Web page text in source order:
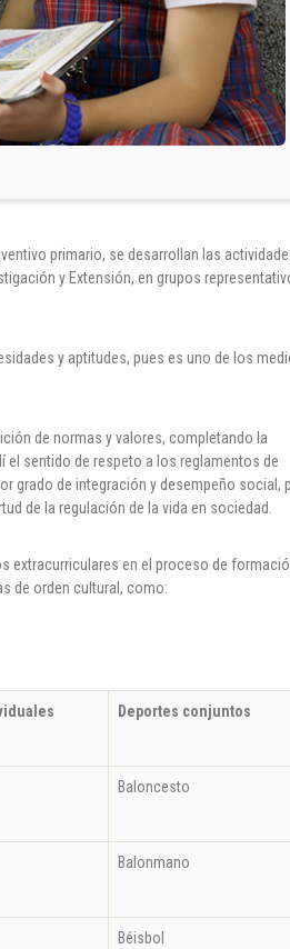
primario, se desarrollan las
y Extensión, en grupos
y aptitudes, pues es uno de los
de normas y valores, completando la
el sentido de respeto a los reglamentos de
grado de integración y desempeño social,
de la regulación de la vida en sociedad.
extracurriculares en el proceso de
de orden cultural, como:
Deportes conjuntos
Baloncesto
Balonmano
Béisbol